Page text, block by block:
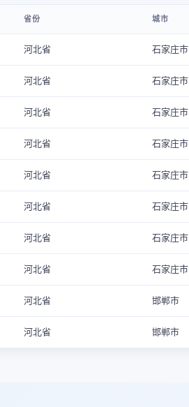
省份 城市
河北省 石家庄市
河北省 石家庄市
河北省 石家庄市
河北省 石家庄市
河北省 石家庄市
河北省 石家庄市
河北省 石家庄市
河北省 石家庄市
河北省 邯郸市
河北省 邯郸市